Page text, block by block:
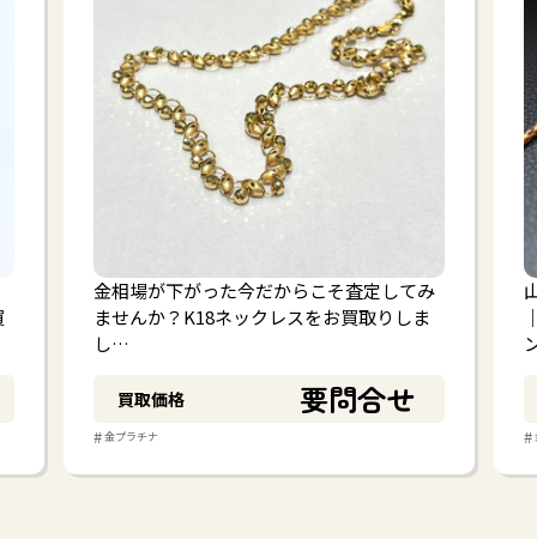
金相場が下がった今だからこそ査定してみ
ませんか？K18ネックレスをお買取りしま
し…
買取価格 要問合せ
#金プラチナ #